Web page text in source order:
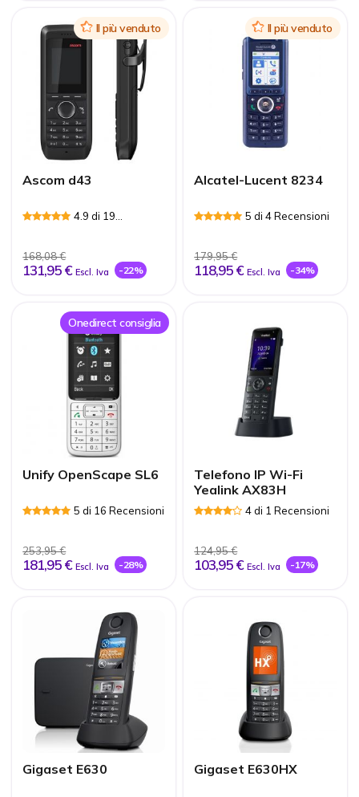
IconIl più venduto
Ascom d43
4.9 di 19
168,08 €
131,95 € Escl. Iva -22%
IconIl più venduto
Alcatel-Lucent 8234
5 di 4 Recensioni
179,95 €
118,95 € Escl. Iva -34%
Onedirect consiglia
Unify OpenScape SL6
5 di 16 Recensioni
253,95 €
181,95 € Escl. Iva -28%
Telefono IP Wi-Fi
Yealink AX83H
4 di 1 Recensioni
124,95 €
103,95 € Escl. Iva -17%
Gigaset E630 Gigaset E630HX